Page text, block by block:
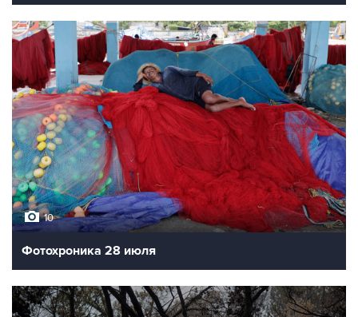
10
Фотохроника 28 июля